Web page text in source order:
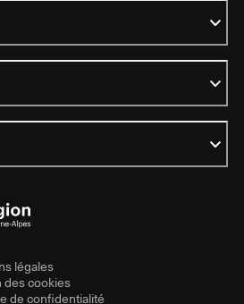
légales
des cookies
de confidentialité